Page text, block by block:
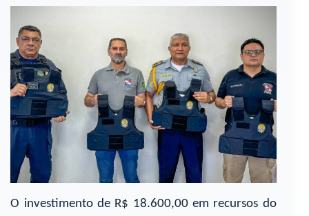
O investimento de R$ 18.600,00 em recursos do